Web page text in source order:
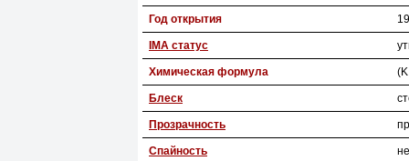
Год открытия
IMA статус
Химическая формула
Блеск
Прозрачность
Спайность